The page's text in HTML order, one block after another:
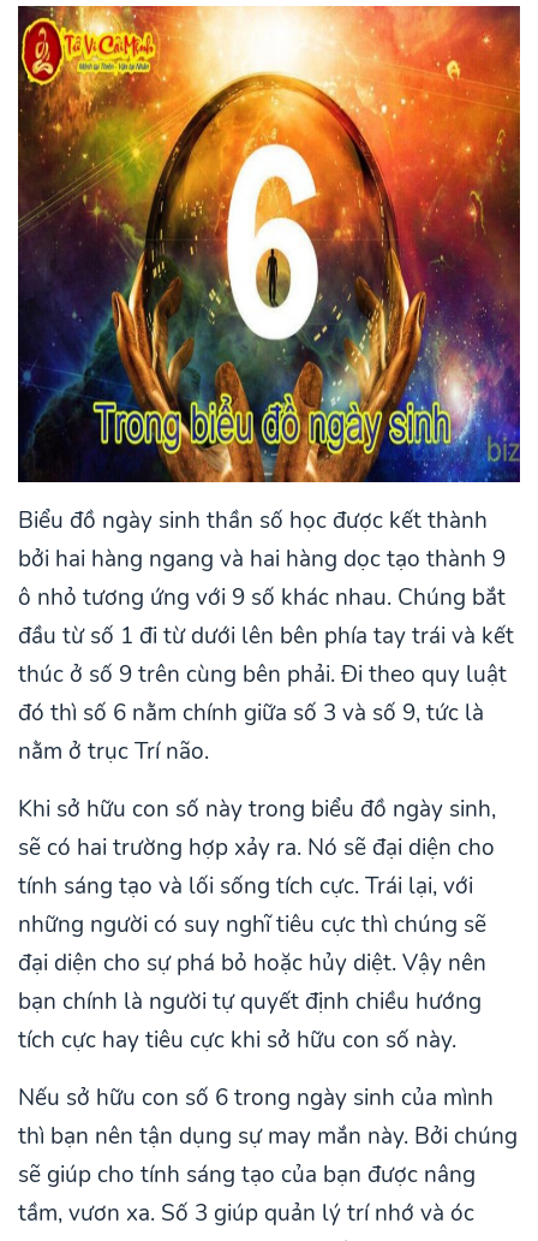
Biểu đồ ngày sinh thần số học được kết thành
bởi hai hàng ngang và hai hàng dọc tạo thành 9
ô nhỏ tương ứng với 9 số khác nhau. Chúng bắt
đầu từ số 1 đi từ dưới lên bên phía tay trái và kết
thúc ở số 9 trên cùng bên phải. Đi theo quy luật
đó thì số 6 nằm chính giữa số 3 và số 9, tức là
nằm ở trục Trí não.
Khi sở hữu con số này trong biểu đồ ngày sinh,
sẽ có hai trường hợp xảy ra. Nó sẽ đại diện cho
tính sáng tạo và lối sống tích cực. Trái lại, với
những người có suy nghĩ tiêu cực thì chúng sẽ
đại diện cho sự phá bỏ hoặc hủy diệt. Vậy nên
bạn chính là người tự quyết định chiều hướng
tích cực hay tiêu cực khi sở hữu con số này.
Nếu sở hữu con số 6 trong ngày sinh của mình
thì bạn nên tận dụng sự may mắn này. Bởi chúng
sẽ giúp cho tính sáng tạo của bạn được nâng
tầm, vươn xa. Số 3 giúp quản lý trí nhớ và óc